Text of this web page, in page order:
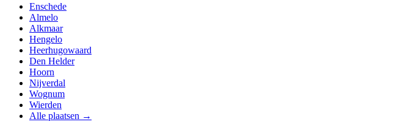
Enschede
Almelo
Alkmaar
Hengelo
Heerhugowaard
Den Helder
Hoorn
Nijverdal
Wognum
Wierden
Alle plaatsen →